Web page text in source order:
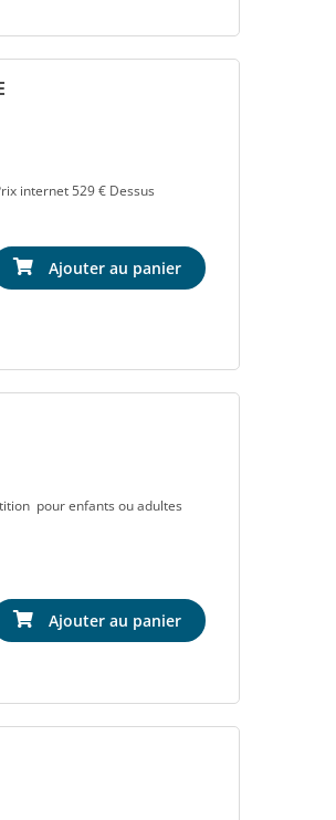
internet 529 € Dessus
Ajouter au panier
pour enfants ou adultes
Ajouter au panier